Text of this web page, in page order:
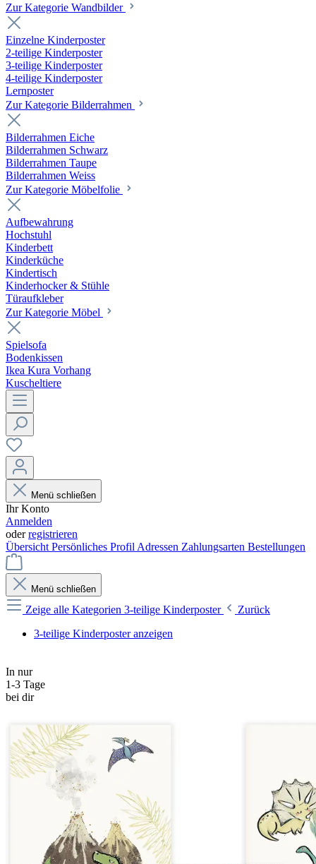
Zur Kategorie Wandbilder
Einzelne Kinderposter
2-teilige Kinderposter
3-teilige Kinderposter
4-teilige Kinderposter
Lernposter
Zur Kategorie Bilderrahmen
Bilderrahmen Eiche
Bilderrahmen Schwarz
Bilderrahmen Taupe
Bilderrahmen Weiss
Zur Kategorie Möbelfolie
Aufbewahrung
Hochstuhl
Kinderbett
Kinderküche
Kindertisch
Kinderhocker & Stühle
Türaufkleber
Zur Kategorie Möbel
Spielsofa
Bodenkissen
Ikea Kura Vorhang
Kuscheltiere
Menü schließen
Ihr Konto
Anmelden
oderregistrieren
Übersicht Persönliches Profil Adressen Zahlungsarten Bestellungen
Menü schließen
Zeige alle Kategorien 3-teilige Kinderposter
Zurück
3-teilige Kinderposter anzeigen
In nur
1-3 Tage
bei dir